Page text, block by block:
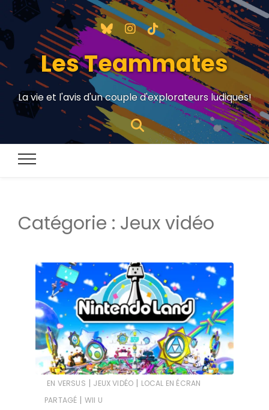
Les Teammates
La vie et l'avis d'un couple d'explorateurs ludiques!
Catégorie : Jeux vidéo
EN VERSUS | JEUX VIDÉO | LOCAL EN ÉCRAN
PARTAGÉ | WII U